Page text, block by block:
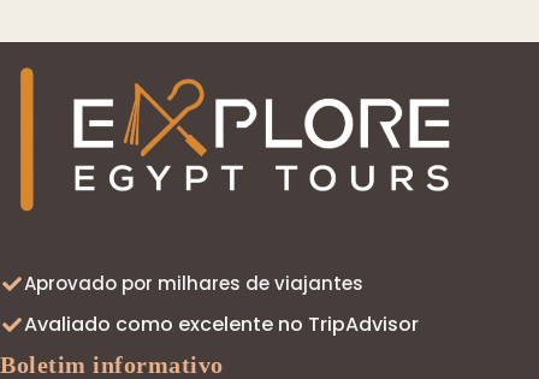
Aprovado por milhares de viajantes
Avaliado como excelente no TripAdvisor
Boletim informativo